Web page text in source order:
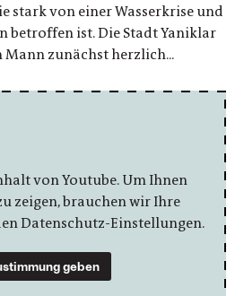
stark von einer Wasserkrise und
betroffen ist. Die Stadt Yaniklar
zunächst herzlich...
von Youtube. Um Ihnen
zeigen, brauchen wir Ihre
Datenschutz-Einstellungen.
geben